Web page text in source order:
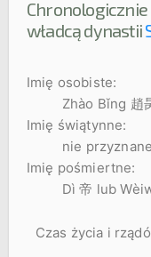
władcą dynastii
Imię osobiste:
Zhào Bǐng 趙
Imię świątynne:
nie przyznane
Imię pośmiertne:
Dì 帝 lub
Czas życia i